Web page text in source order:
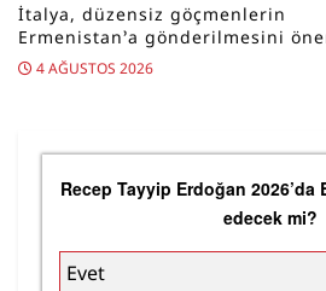
İtalya, düzensiz göçmenlerin
Ermenistan’a gönderilmesini
4 AĞUSTOS 2026
Recep Tayyip Erdoğan 2026’da
edecek mi?
Evet